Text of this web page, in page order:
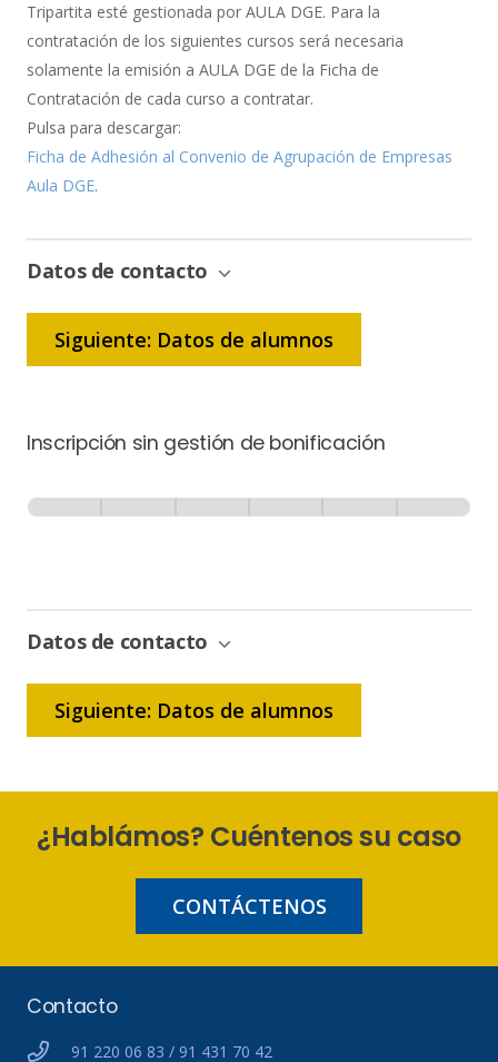
Tripartita esté gestionada por AULA DGE. Para la
contratación de los siguientes cursos será necesaria
solamente la emisión a AULA DGE de la Ficha de
Contratación de cada curso a contratar.
Pulsa para descargar:
Ficha de Adhesión al Convenio de Agrupación de Empresas
Aula DGE.
Datos de contacto
Siguiente: Datos de alumnos
Inscripción sin gestión de bonificación
-
Bonificación
Datos de contacto
Siguiente: Datos de alumnos
¿Hablámos? Cuéntenos su caso
CONTÁCTENOS
Contacto
91 220 06 83 / 91 431 70 42